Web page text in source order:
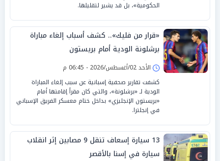
الحكومية»، بل قد يشير لتقليلها.
«قرار من فليك».. كشف أسباب إلغاء مباراة
برشلونة الودية أمام بريستون
الأحد 02/أغسطس/2026 - 06:45 م
كشفت تقارير صحفية إسبانية عن سبب إلغاء المباراة
الودية لـ «برشلونة»، والتي كان مقراً إقامتها أمام
«بريستون الإنجليزي» بداخل ختام معسكر الفريق الإسباني
في إنجلترا.
13 سيارة إسعاف تنقل 9 مصابين إثر انقلاب
سيارة في إسنا بالأقصر